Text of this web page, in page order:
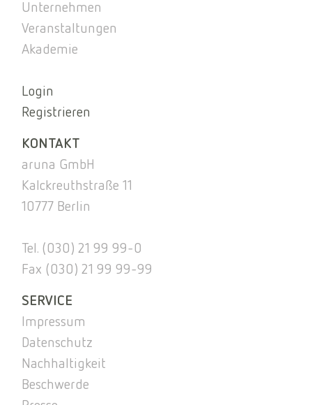
Unternehmen
Veranstaltungen
Akademie
Login
Registrieren
KONTAKT
aruna GmbH
Kalckreuthstraße 11
10777 Berlin
Tel. (030) 21 99 99-0
Fax (030) 21 99 99-99
SERVICE
Impressum
Datenschutz
Nachhaltigkeit
Beschwerde